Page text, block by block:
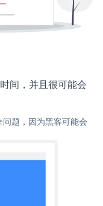
间，并且很可能会
题，因为黑客可能会